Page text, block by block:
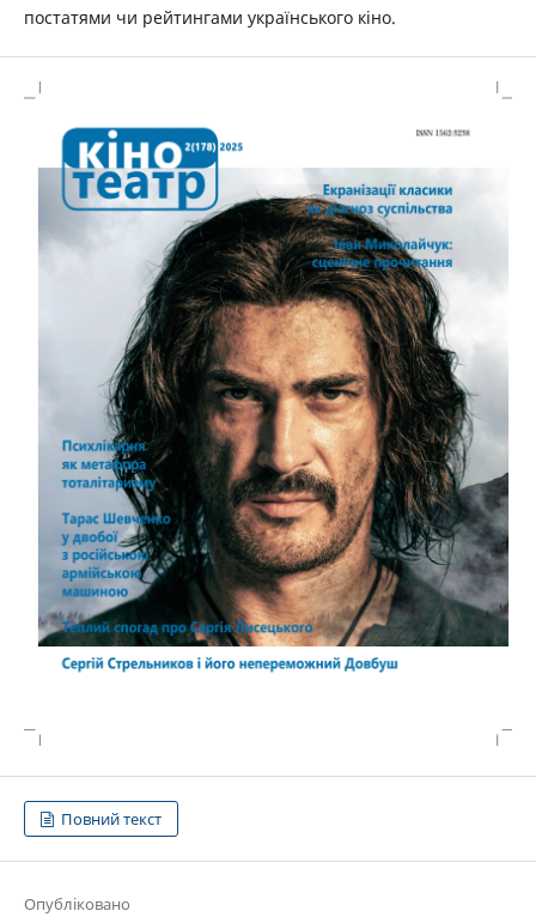
постатями чи рейтингами українського кіно.
Повний текст
Опубліковано